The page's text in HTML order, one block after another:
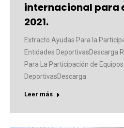
internacional para
2021.
Extracto Ayudas Para la
Entidades DeportivasDescarga
Para La Participación de
DeportivasDescarga
Leer más